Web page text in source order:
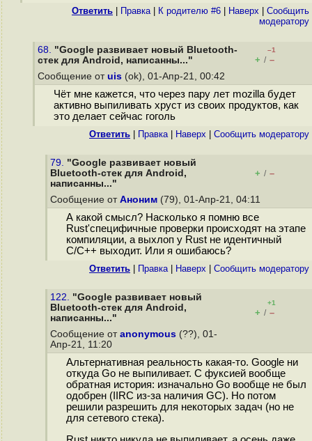
Ответить Правка| К родителю #6 Наверх
Cообщить
модератору
68. "Google развивает новый Bluetooth-
стек для Android, написанны..."
–1
+ / –
Сообщение от uis (ok), 01-Апр-21, 00:42
Чёт мне кажется, что через пару лет mozilla будет
активно выпиливать хруст из своих продуктов, как
это делает сейчас гоголь
Ответить Правка| Наверх Cообщить модератору
79. "Google развивает новый
Bluetooth-стек для Android,
написанны..."
+ / –
Сообщение от Аноним (79), 01-Апр-21, 04:11
А какой смысл? Насколько я помню все
Rust'специфичные проверки происходят на этапе
компиляции, а выхлоп у Rust не идентичный
C/C++ выходит. Или я ошибаюсь?
Ответить Правка| Наверх Cообщить модератору
122. "Google развивает новый
Bluetooth-стек для Android,
написанны..."
+1
+ / –
Сообщение от anonymous (??), 01-
Апр-21, 11:20
Альтернативная реальность какая-то. Google ни
откуда Go не выпиливает. С фуксией вообще
обратная история: изначально Go вообще не был
одобрен (IIRC из-за наличия GC). Но потом
решили разрешить для некоторых задач (но не
для сетевого стека).